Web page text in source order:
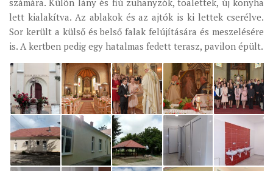
számára. Külön lány és fiú zuhanyzók, toalettek, új konyha
lett kialakítva. Az ablakok és az ajtók is ki lettek cserélve.
Sor került a külső és belső falak felújítására és meszelésére
is. A kertben pedig egy hatalmas fedett terasz, pavilon épült.